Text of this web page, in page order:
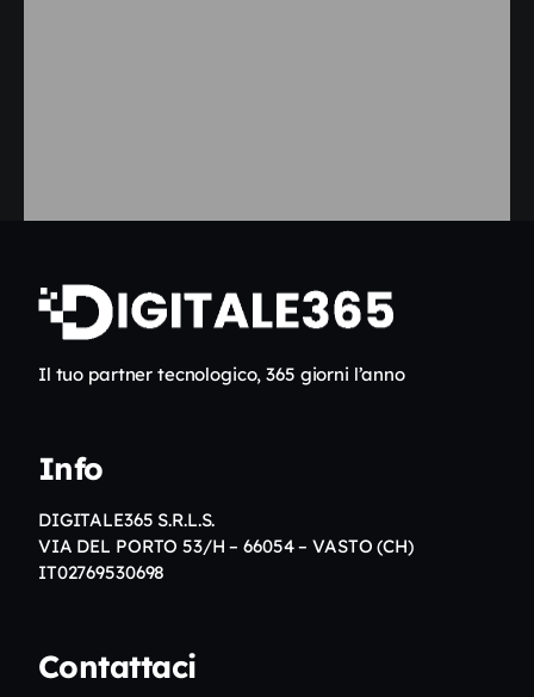
Il tuo partner tecnologico, 365 giorni l’anno
Info
DIGITALE365 S.R.L.S.
VIA DEL PORTO 53/H – 66054 – VASTO (CH)
IT02769530698
Contattaci